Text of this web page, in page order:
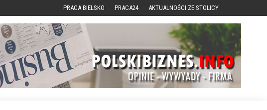
PRACA BIELSKO PRACA24 AKTUALNOŚCI ZE STOLICY